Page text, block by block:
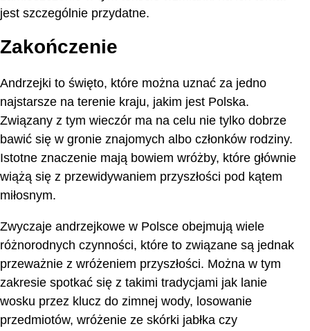
jest szczególnie przydatne.
Zakończenie
Andrzejki to święto, które można uznać za jedno
najstarsze na terenie kraju, jakim jest Polska.
Związany z tym wieczór ma na celu nie tylko dobrze
bawić się w gronie znajomych albo członków rodziny.
Istotne znaczenie mają bowiem wróżby, które głównie
wiążą się z przewidywaniem przyszłości pod kątem
miłosnym.
Zwyczaje andrzejkowe w Polsce obejmują wiele
różnorodnych czynności, które to związane są jednak
przeważnie z wróżeniem przyszłości. Można w tym
zakresie spotkać się z takimi tradycjami jak lanie
wosku przez klucz do zimnej wody, losowanie
przedmiotów, wróżenie ze skórki jabłka czy